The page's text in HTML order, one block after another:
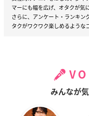
マーにも幅を広げ、オタクが気
さらに、アンケート・ランキン
タクがワクワク楽しめるような
みんなが